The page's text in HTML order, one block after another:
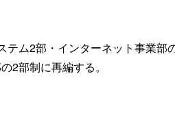
ム2部・インターネット事業部
2部制に再編する。